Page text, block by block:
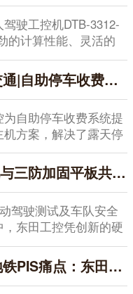
驶工控机DTB-3312-
的计算性能、灵活的
智慧城市交通|自助停车收费系统工业主机解决方案
自助停车收费系统提
方案，解决了露天停
境中...
arm工控机与三防加固平板共同助力智能驾驶综合解决方案落地
驾驶测试及车队安全
东田工控凭创新的硬
的...
精准破解地铁PIS痛点：东田工控机电脑护航智慧出行